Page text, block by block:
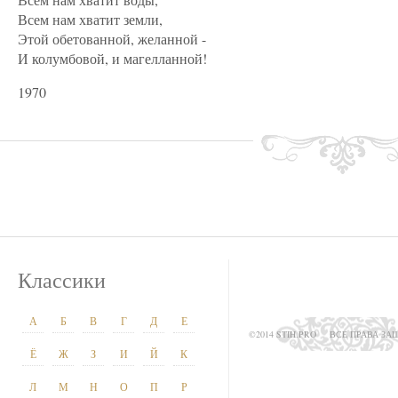
Всем нам хватит земли,
Этой обетованной, желанной -
И колумбовой, и магелланной!
1970
Классики
А Б В Г Д Е
Ё Ж З И Й К
Л М Н О П Р
©2014 STIH.PRO ВСЕ ПРАВА